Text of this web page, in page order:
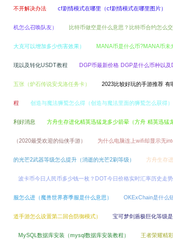
不开解决办法 cf剧情模式在哪里（cf剧情模式在哪里图片）
机怎么召唤队友） 比特币做空是什么意思？比特币合约怎么交
大克可以增加多少伤害效果） MANA币是什么币?MANA币未
现以及转化USDT教程 DGP币最新价格 DGP是什么币种以及
五张（炉石传说安戈洛任务卡） 2023比较好玩的手游推荐 有
程 创造与魔法狮鹫怎么得（创造与魔法里面的狮鹫怎么获得）
利好消息 方舟生存进化精英迅猛龙多少箭晕（方舟 精英迅猛龙
（2020最受欢迎的仙侠手游） 为什么电脑连上wifi却显示无
的光芒2武器等级怎么提升（消逝的光芒2刷等级） 方舟生存
波卡币今日人民币多少钱一枚？DOT今日价格实时汇率历史走势
服怎么进（魔兽世界赛季服是什么意思） OKExChain是什么
道手游怎么设置第二回合防御模式） 宝可梦剑盾极巨化等级
MySQL数据库安装（mysql数据库安装教程） 王者荣耀精